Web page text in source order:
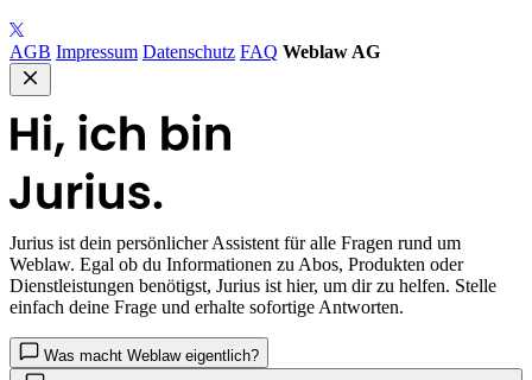
AGB Impressum Datenschutz FAQ Weblaw AG
Jurius ist dein persönlicher Assistent für alle Fragen rund um
Weblaw. Egal ob du Informationen zu Abos, Produkten oder
Dienstleistungen benötigst, Jurius ist hier, um dir zu helfen. Stelle
einfach deine Frage und erhalte sofortige Antworten.
Was macht Weblaw eigentlich?